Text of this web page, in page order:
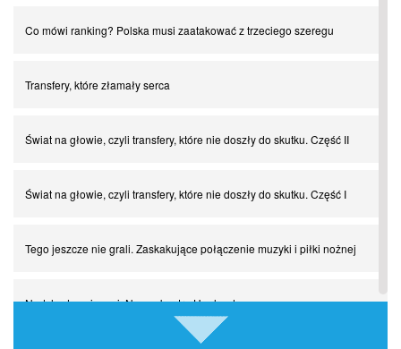
Co mówi ranking? Polska musi zaatakować z trzeciego szeregu
Transfery, które złamały serca
Świat na głowie, czyli transfery, które nie doszły do skutku. Część II
Świat na głowie, czyli transfery, które nie doszły do skutku. Część I
Tego jeszcze nie grali. Zaskakujące połączenie muzyki i piłki nożnej
Nadchodzą giganci. Nunez kontra Haaland